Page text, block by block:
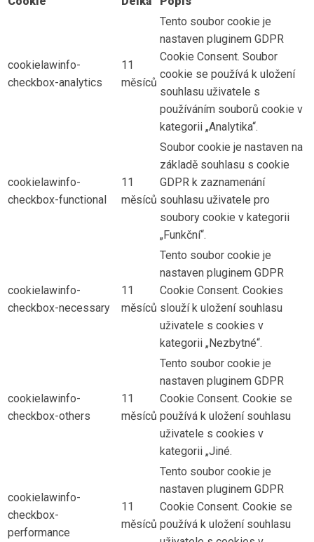
cookielawinfo-
checkbox-analytics
11
měsíců
Tento soubor cookie je
nastaven pluginem GDPR
Cookie Consent. Soubor
cookie se používá k uložení
souhlasu uživatele s
používáním souborů cookie v
kategorii „Analytika“.
cookielawinfo-
checkbox-functional
11
měsíců
Soubor cookie je nastaven na
základě souhlasu s cookie
GDPR k zaznamenání
souhlasu uživatele pro
soubory cookie v kategorii
„Funkční“.
cookielawinfo-
checkbox-necessary
11
měsíců
Tento soubor cookie je
nastaven pluginem GDPR
Cookie Consent. Cookies
slouží k uložení souhlasu
uživatele s cookies v
kategorii „Nezbytné“.
cookielawinfo-
checkbox-others
11
měsíců
Tento soubor cookie je
nastaven pluginem GDPR
Cookie Consent. Cookie se
používá k uložení souhlasu
uživatele s cookies v
kategorii „Jiné.
cookielawinfo-
checkbox-
performance
11
měsíců
Tento soubor cookie je
nastaven pluginem GDPR
Cookie Consent. Cookie se
používá k uložení souhlasu